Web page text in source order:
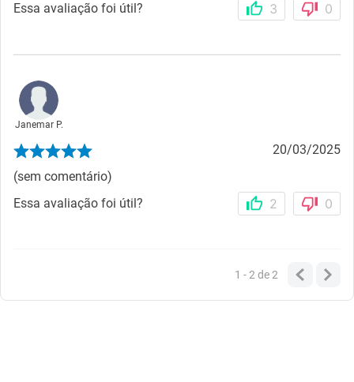
Essa avaliação foi útil? 3 0
Janemar P.
20/03/2025
(sem comentário)
Essa avaliação foi útil?
2 0
1 - 2de2